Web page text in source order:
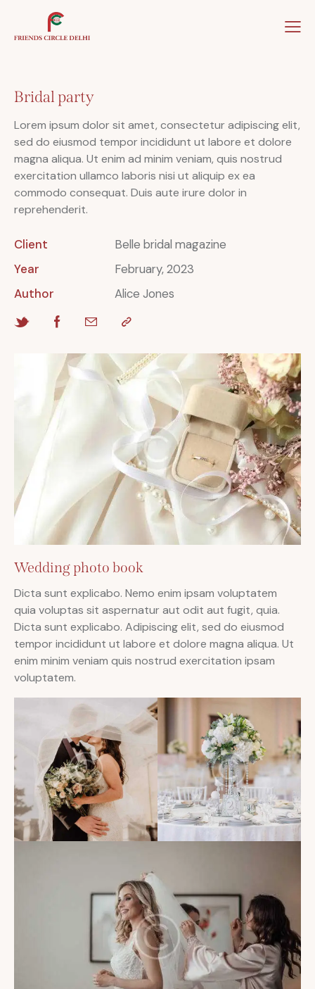
Bridal party
Wedding photo book
Dicta sunt explicabo. Nemo enim ipsam voluptatem
quia voluptas sit aspernatur aut odit aut fugit, quia.
Dicta sunt explicabo. Adipiscing elit, sed do eiusmod
tempor incididunt ut labore et dolore magna aliqua. Ut
enim minim veniam quis nostrud exercitation ipsam
voluptatem.
Lorem ipsum dolor sit amet, consectetur adipiscing elit,
sed do eiusmod tempor incididunt ut labore et dolore
magna aliqua. Ut enim ad minim veniam, quis nostrud
exercitation ullamco laboris nisi ut aliquip ex ea
commodo consequat. Duis aute irure dolor in
reprehenderit.
Client
Belle bridal magazine
Year
February, 2023
Author
Alice Jones